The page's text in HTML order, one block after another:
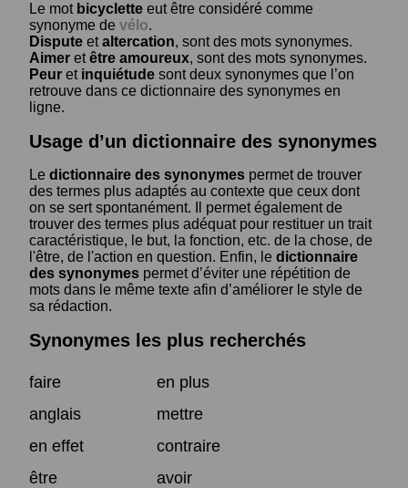
Le mot bicyclette eut être considéré comme
synonyme de vélo.
Dispute etaltercation, sont des mots synonymes.
Aimer etêtre amoureux, sont des mots synonymes.
Peur et inquiétude sont deux synonymes que l’on
retrouve dans ce dictionnaire des synonymes en
ligne.
Usage d’un dictionnaire des synonymes
Le dictionnaire des synonymes permet de trouver
des termes plus adaptés au contexte que ceux dont
on se sert spontanément. Il permet également de
trouver des termes plus adéquat pour restituer un trait
caractéristique, le but, la fonction, etc. de la chose, de
l'être, de l'action en question. Enfin, le dictionnaire
des synonymes permet d’éviter une répétition de
mots dans le même texte afin d’améliorer le style de
sa rédaction.
Synonymes les plus recherchés
faire
en plus
anglais
mettre
en effet
contraire
être
avoir